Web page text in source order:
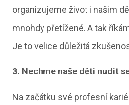
organizujeme život i našim
mnohdy přetížené. A tak
Je to velice důležitá
3. Nechme naše děti nudit
Na začátku své profesní